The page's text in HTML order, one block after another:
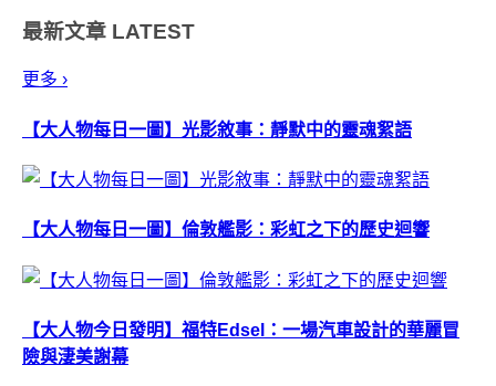
最新文章 LATEST
更多 ›
【大人物每日一圖】光影敘事：靜默中的靈魂絮語
【大人物每日一圖】倫敦艦影：彩虹之下的歷史迴響
【大人物今日發明】福特Edsel：一場汽車設計的華麗冒
險與淒美謝幕